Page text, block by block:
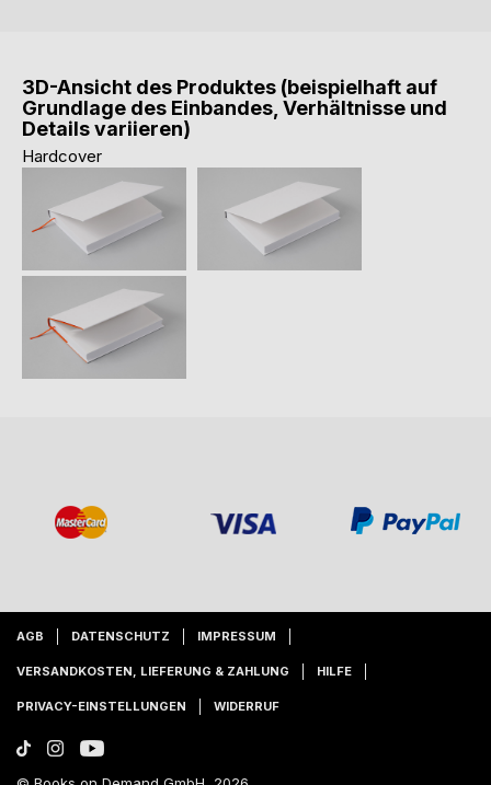
3D-Ansicht des Produktes (beispielhaft auf
Grundlage des Einbandes, Verhältnisse und
Details variieren)
Hardcover
AGB DATENSCHUTZ IMPRESSUM
VERSANDKOSTEN, LIEFERUNG & ZAHLUNG HILFE
PRIVACY-EINSTELLUNGEN WIDERRUF